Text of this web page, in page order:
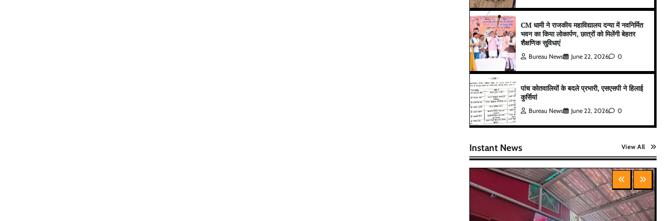
CM धामी ने राजकीय महाविद्यालय दन्या में नवनिर्मित
भवन का किया लोकार्पण, छात्रों को मिलेंगी बेहतर
शैक्षणिक सुविधाएं
Bureau News June 22, 2026 0
पांच कोतवालियों के बदले प्रभारी, एसएसपी ने हिलाई
कुर्सियां
Bureau News June 22, 2026 0
Instant News View All